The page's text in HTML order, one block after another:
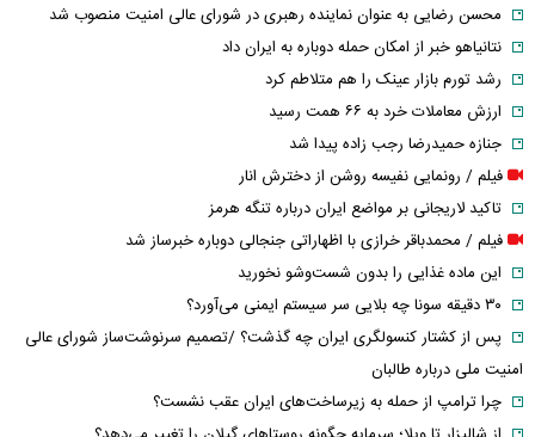
محسن رضایی به عنوان نماینده رهبری در شورای عالی امنیت منصوب شد
نتانیاهو خبر از امکان حمله دوباره به ایران داد
رشد تورم بازار عینک را هم متلاطم کرد
ارزش معاملات خرد به ۶۶ همت رسید
جنازه حمیدرضا رجب زاده پیدا شد
فیلم / رونمایی نفیسه روشن از دخترش انار
تاکید لاریجانی بر مواضع ایران درباره تنگه هرمز
فیلم / محمدباقر خرازی با اظهاراتی جنجالی دوباره خبرساز شد
این ماده غذایی را بدون شست‌وشو نخورید
۳۰ دقیقه سونا چه بلایی سر سیستم ایمنی می‌آورد؟
پس از کشتار کنسولگری ایران چه گذشت؟ /تصمیم سرنوشت‌ساز شورای عالی
امنیت ملی درباره طالبان
چرا ترامپ از حمله به زیرساخت‌های ایران عقب نشست؟